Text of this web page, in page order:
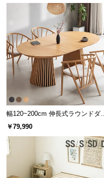
幅120~200cm 伸長式ラウンドダイ
ニングテーブル 6人掛け 天然木突
板 美しい格子デザイン
￥79,990